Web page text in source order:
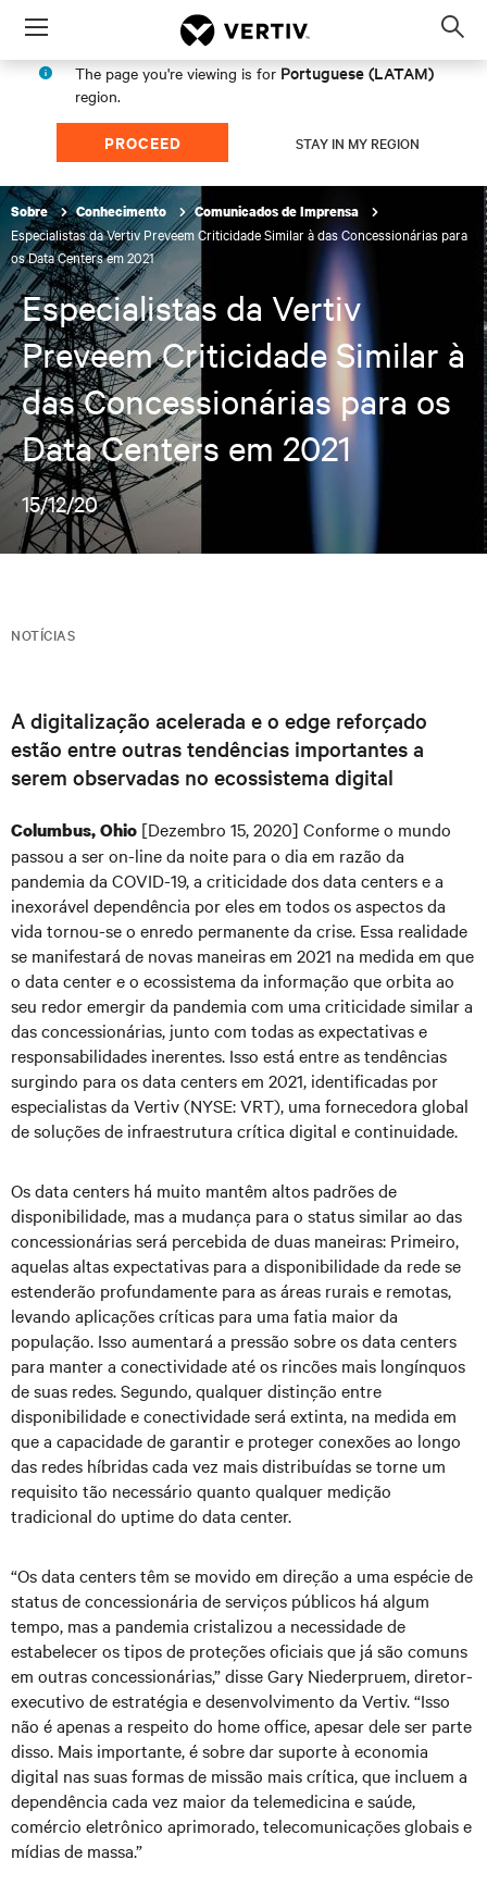
Menu
The page you're viewing is for Portuguese (LATAM)
region.
PROCEED STAY IN MY REGION
Sobre Conhecimento Comunicados de Imprensa
Especialistas da Vertiv Preveem Criticidade Similar à das Concessionárias para
os Data Centers em 2021
Especialistas da Vertiv
Preveem Criticidade Similar à
das Concessionárias para os
Data Centers em 2021
15/12/20
NOTÍCIAS
A digitalização acelerada e o edge reforçado
estão entre outras tendências importantes a
serem observadas no ecossistema digital
Columbus, Ohio [Dezembro 15, 2020] Conforme o mundo
passou a ser on-line da noite para o dia em razão da
pandemia da COVID-19, a criticidade dos data centers e a
inexorável dependência por eles em todos os aspectos da
vida tornou-se o enredo permanente da crise. Essa realidade
se manifestará de novas maneiras em 2021 na medida em que
o data center e o ecossistema da informação que orbita ao
seu redor emergir da pandemia com uma criticidade similar a
das concessionárias, junto com todas as expectativas e
responsabilidades inerentes. Isso está entre as tendências
surgindo para os data centers em 2021, identificadas por
especialistas da Vertiv (NYSE: VRT), uma fornecedora global
de soluções de infraestrutura crítica digital e continuidade.
Os data centers há muito mantêm altos padrões de
disponibilidade, mas a mudança para o status similar ao das
concessionárias será percebida de duas maneiras: Primeiro,
aquelas altas expectativas para a disponibilidade da rede se
estenderão profundamente para as áreas rurais e remotas,
levando aplicações críticas para uma fatia maior da
população. Isso aumentará a pressão sobre os data centers
para manter a conectividade até os rincões mais longínquos
de suas redes. Segundo, qualquer distinção entre
disponibilidade e conectividade será extinta, na medida em
que a capacidade de garantir e proteger conexões ao longo
das redes híbridas cada vez mais distribuídas se torne um
requisito tão necessário quanto qualquer medição
tradicional do uptime do data center.
“Os data centers têm se movido em direção a uma espécie de
status de concessionária de serviços públicos há algum
tempo, mas a pandemia cristalizou a necessidade de
estabelecer os tipos de proteções oficiais que já são comuns
em outras concessionárias,” disse Gary Niederpruem, diretor-
executivo de estratégia e desenvolvimento da Vertiv. “Isso
não é apenas a respeito do home office, apesar dele ser parte
disso. Mais importante, é sobre dar suporte à economia
digital nas suas formas de missão mais crítica, que incluem a
dependência cada vez maior da telemedicina e saúde,
comércio eletrônico aprimorado, telecomunicações globais e
mídias de massa.”